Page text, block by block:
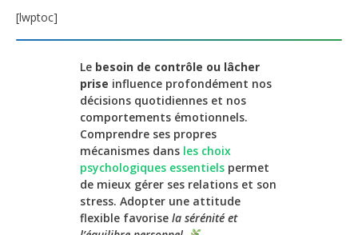
[lwptoc]
Le besoin de contrôle ou lâcher
prise influence profondément nos
décisions quotidiennes et nos
comportements émotionnels.
Comprendre ses propres
mécanismes dans les choix
psychologiques essentiels permet
de mieux gérer ses relations et son
stress. Adopter une attitude
flexible favorise la sérénité et